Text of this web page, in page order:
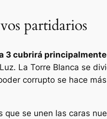
partidarios
3 cubrirá
La Torre Blanca se
corrupto se hace
que se unen las caras